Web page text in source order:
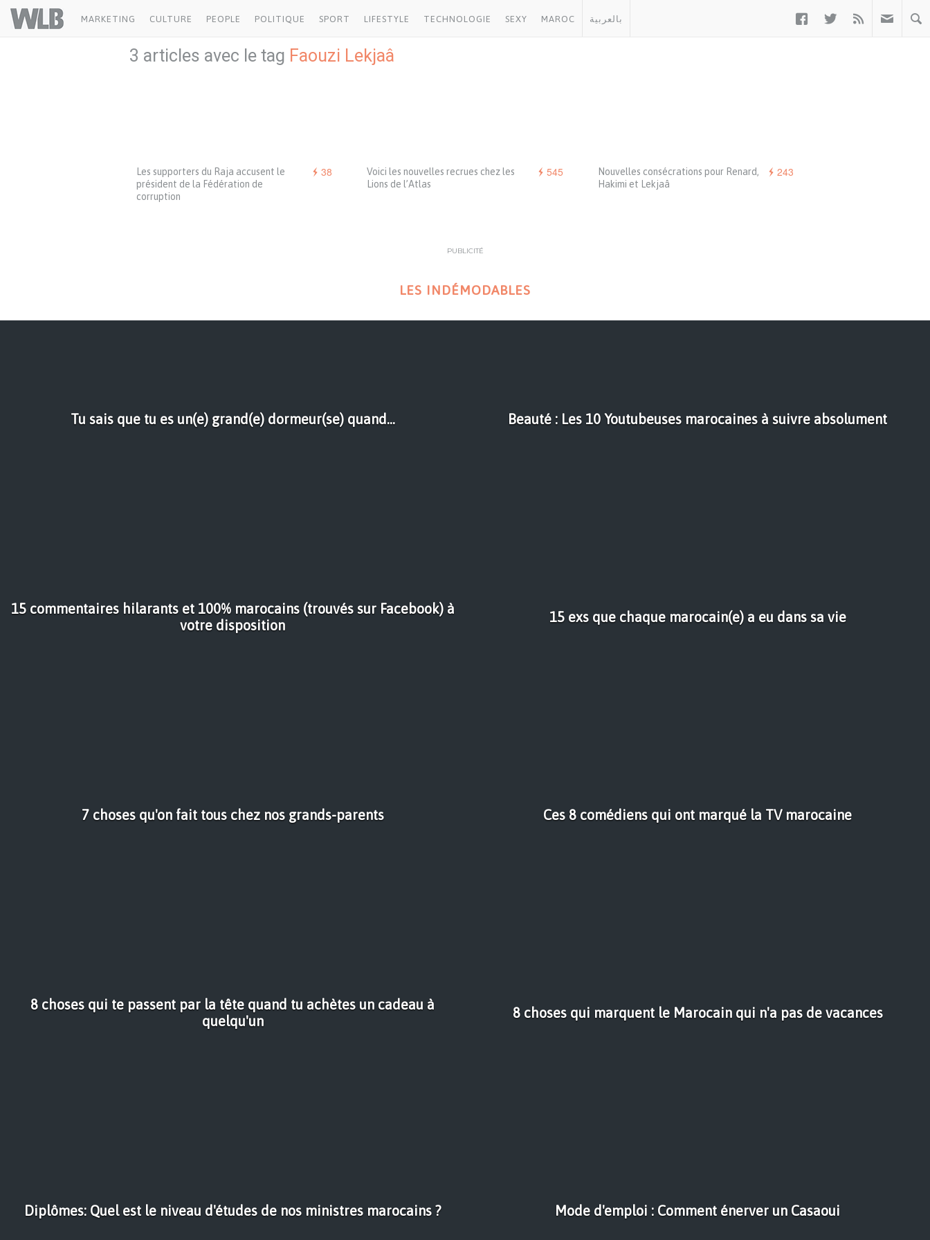
Welovebuzz
MARKETING CULTURE PEOPLE POLITIQUE SPORT LIFESTYLE TECHNOLOGIE SEXY MAROC بالعربية   
3 articles avec le tag Faouzi Lekjaâ
38
Les supporters du Raja accusent le
président de la Fédération de
corruption
545
Voici les nouvelles recrues chez les
Lions de l’Atlas
243
Nouvelles consécrations pour Renard,
Hakimi et Lekjaâ
PUBLICITÉ
LES INDÉMODABLES
Tu sais que tu es un(e) grand(e) dormeur(se) quand... Beauté : Les 10 Youtubeuses marocaines à suivre absolument
15 commentaires hilarants et 100% marocains (trouvés sur Facebook) à
votre disposition
15 exs que chaque marocain(e) a eu dans sa vie
7 choses qu'on fait tous chez nos grands-parents Ces 8 comédiens qui ont marqué la TV marocaine
8 choses qui te passent par la tête quand tu achètes un cadeau à
quelqu'un
8 choses qui marquent le Marocain qui n'a pas de vacances
Diplômes: Quel est le niveau d'études de nos ministres marocains ? Mode d'emploi : Comment énerver un Casaoui